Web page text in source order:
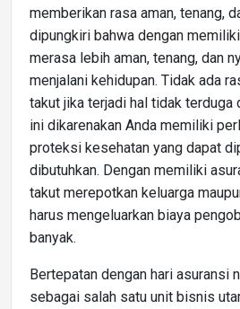
memberikan rasa aman, tenang,
dipungkiri bahwa dengan
merasa lebih aman, tenang, dan
menjalani kehidupan. Tidak ada
takut jika terjadi hal tidak terduga
ini dikarenakan Anda memiliki
proteksi kesehatan yang dapat
dibutuhkan. Dengan memiliki
takut merepotkan keluarga
harus mengeluarkan biaya
banyak.
Bertepatan dengan hari asuransi
sebagai salah satu unit bisnis